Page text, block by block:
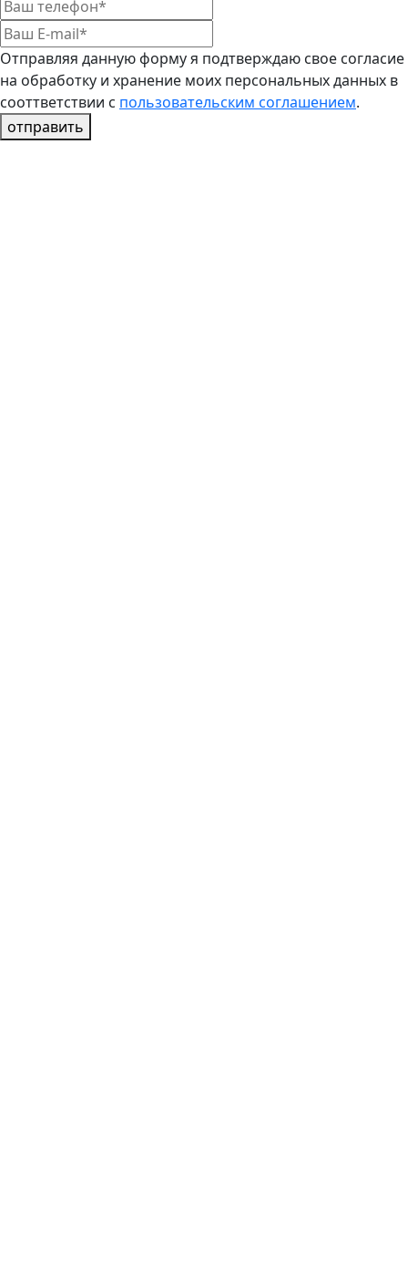
Отправляя данную форму я подтверждаю свое согласие
на обработку и хранение моих персональных данных в
сооттветствии с пользовательским соглашением.
отправить